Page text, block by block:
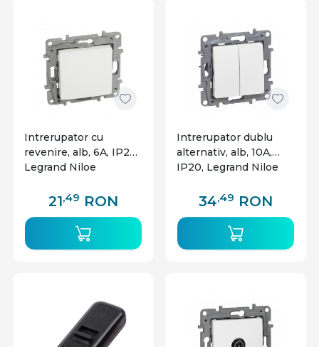
Intrerupator cu
revenire, alb, 6A, IP20,
Legrand Niloe
21,49 RON
Intrerupator dublu
alternativ, alb, 10A,
IP20, Legrand Niloe
34,49 RON